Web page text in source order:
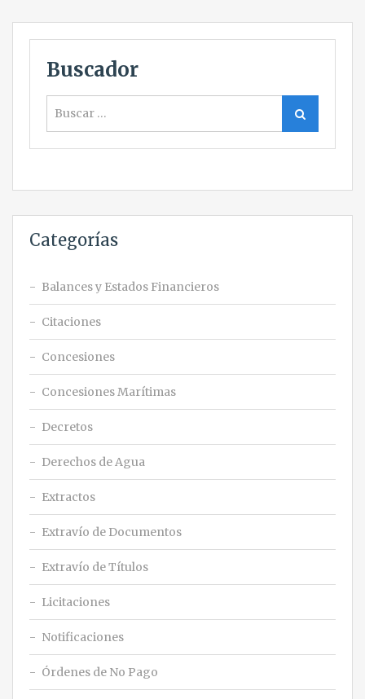
Buscador
Buscar
Categorías
Balances y Estados Financieros
Citaciones
Concesiones
Concesiones Marítimas
Decretos
Derechos de Agua
Extractos
Extravío de Documentos
Extravío de Títulos
Licitaciones
Notificaciones
Órdenes de No Pago